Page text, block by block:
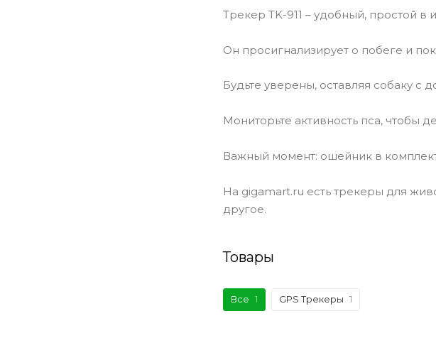
Трекер TK-911 – удобный, простой
Он просигнализирует о побеге и
Будьте уверены, оставляя собаку с
Мониторьте активность пса, чтобы
Важный момент: ошейник в
На gigamart.ru есть трекеры для
другое.
Товары
Все 1 GPS Трекеры 1